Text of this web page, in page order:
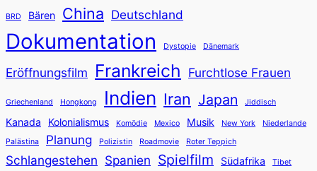
BRD Bären China Deutschland
Dokumentation Dystopie Dänemark
Eröffnungsfilm Frankreich Furchtlose Frauen
Griechenland Hongkong Indien Iran Japan Jiddisch
Kanada Kolonialismus Komödie Mexico Musik New York
Niederlande
Palästina
Planung Polizistin Roadmovie Roter Teppich
Schlangestehen Spanien Spielfilm Südafrika Tibet